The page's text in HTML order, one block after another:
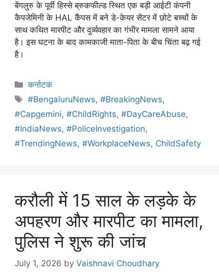
बेंगलुरु के पूर्वी हिस्से ब्रुकफील्ड स्थित एक बड़ी आईटी कंपनी
कैपजेमिनी के HAL कैंपस में बने डे-केयर सेंटर में छोटे बच्चों के
साथ कथित मारपीट और दुर्व्यवहार का गंभीर मामला सामने आया
है। इस घटना के बाद कामकाजी माता-पिता के बीच चिंता बढ़ गई
है।
कर्नाटक
#BengaluruNews,#BreakingNews,
#Capgemini, #ChildRights, #DayCareAbuse,
#IndiaNews, #PoliceInvestigation,
#TrendingNews, #WorkplaceNews, ChildSafety
करौली में 15 साल के लड़के के
अपहरण और मारपीट का मामला,
पुलिस ने शुरू की जांच
July 1, 2026 by Vaishnavi Choudhary